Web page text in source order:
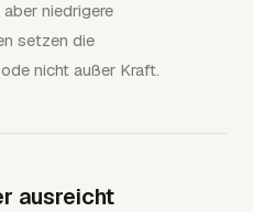
niedrigere
setzen die
nicht außer Kraft.
ausreicht